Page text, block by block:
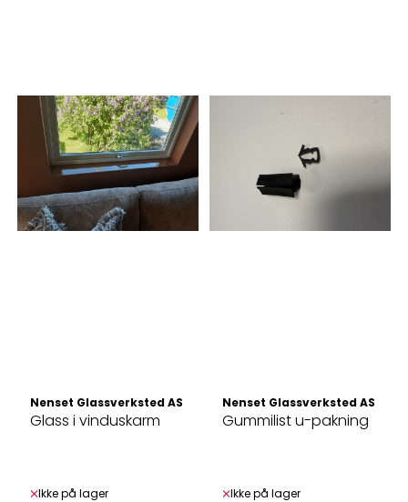
Nenset Glassverksted AS
Glass i vinduskarm
Ikke på lager
Nenset Glassverksted AS
Gummilist u-pakning
Ikke på lager